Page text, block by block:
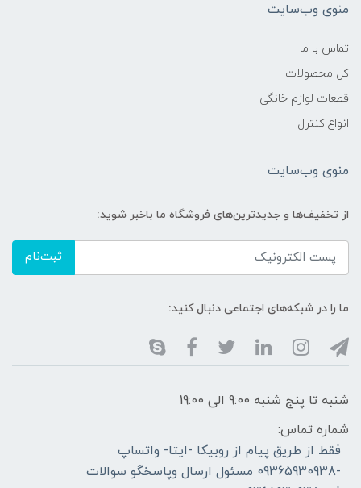
منوی وب‌سایت
تماس با ما
کل محصولات
قطعات لوازم خانگی
انواع کنترل
منوی وب‌سایت
از تخفیف‌ها و جدیدترین‌های فروشگاه ما باخبر شوید:
ثبت‌نام
ما را در شبکه‌های اجتماعی دنبال کنید:
شنبه تا پنج شنبه 9:00 الی 19:00
شماره تماس:
فقط از طریق پیام از روبیکا -ایتا- واتساپ
-09365930938 مسئول ارسال وپاسخگو سوالات